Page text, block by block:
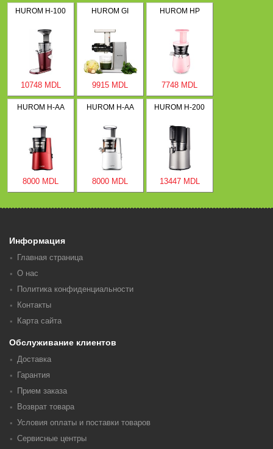
HUROM H-100
10748 MDL
HUROM GI
9915 MDL
HUROM HP
7748 MDL
HUROM H-AA
8000 MDL
HUROM H-AA
8000 MDL
HUROM H-200
13447 MDL
Информация
Главная страница
О нас
Политика конфиденциальности
Контакты
Карта сайта
Обслуживание клиентов
Доставка
Гарантия
Прием заказа
Возврат товара
Условия оплаты и поставки товаров
Сервисные центры